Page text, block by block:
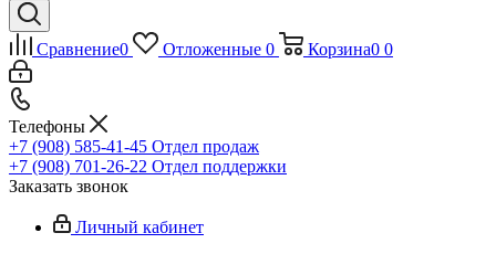
Сравнение0 Отложенные 0 Корзина0 0
Телефоны
+7 (908) 585-41-45 Отдел продаж
+7 (908) 701-26-22 Отдел поддержки
Заказать звонок
Личный кабинет